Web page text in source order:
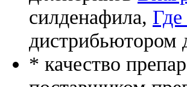
силденафила,
дистрибьютором
* качество